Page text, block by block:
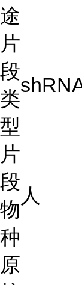
途
片
段
类
型
片
段
物
种
人
原